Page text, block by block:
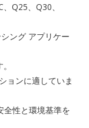
Q25、Q30、
ング アプリケー
ョンに適していま
全性と環境基準を